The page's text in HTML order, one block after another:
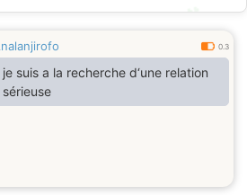
💕
0.3
je suis a la recherche d‘une relation
sérieuse